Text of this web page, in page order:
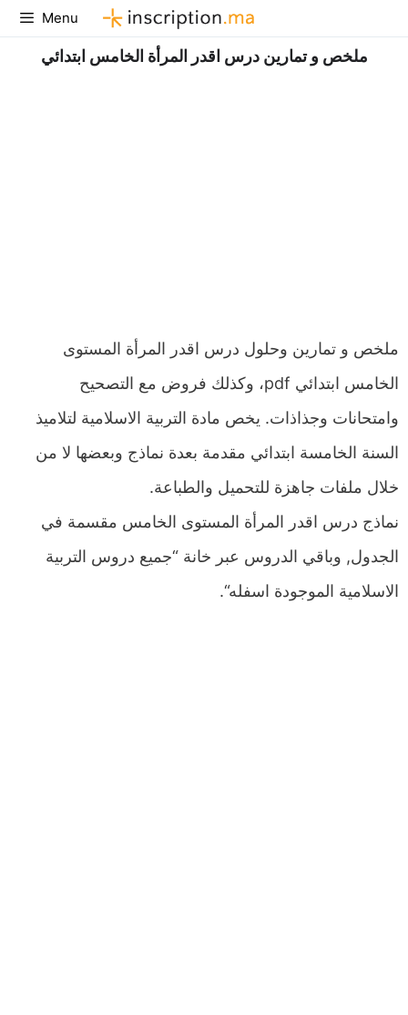
Aller
au
contenu
Menu
ملخص و تمارين درس اقدر المرأة الخامس ابتدائي
ملخص و تمارين وحلول درس اقدر المرأة المستوى
الخامس ابتدائي pdf، وكذلك فروض مع التصحيح
وامتحانات وجذاذات. يخص مادة التربية الاسلامية لتلاميذ
السنة الخامسة ابتدائي مقدمة بعدة نماذج وبعضها لا من
خلال ملفات جاهزة للتحميل والطباعة.
نماذج درس اقدر المرأة المستوى الخامس مقسمة في
الجدول, وباقي الدروس عبر خانة “جميع دروس التربية
الاسلامية الموجودة اسفله“.